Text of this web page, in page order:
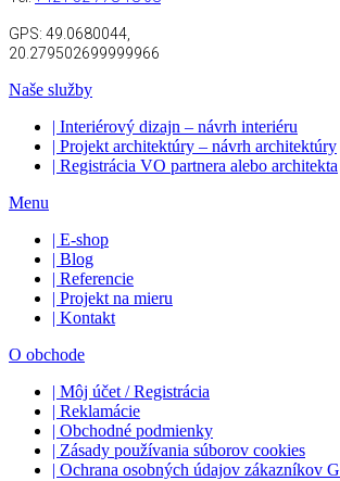
GPS: 49.0680044,
20.279502699999966
Naše služby
| Interiérový dizajn – návrh interiéru
| Projekt architektúry – návrh architektúry
| Registrácia VO partnera alebo architekta
Menu
| E-shop
| Blog
| Referencie
| Projekt na mieru
| Kontakt
O obchode
| Môj účet / Registrácia
| Reklamácie
| Obchodné podmienky
| Zásady používania súborov cookies
| Ochrana osobných údajov zákazníkov